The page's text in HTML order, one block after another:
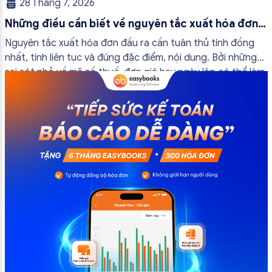
28 Tháng 7, 2026
Những điều cần biết về nguyên tắc xuất hóa đơn
đầu ra
Nguyên tắc xuất hóa đơn đầu ra cần tuân thủ tính đồng
nhất, tính liên tục và đúng đặc điểm, nội dung. Bởi những
sai sót nhỏ về mã số thuế, đơn giá hay ngày lập có thể làm
ảnh hưởng đến quá trình quyết toán thuế của bạn. Kế
toán có thể tham khảo […]